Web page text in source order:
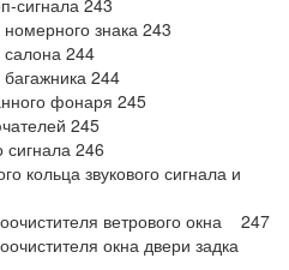
сигнала 243
знака 243
244
244
фонаря 245
245
сигнала 246
кольца звукового сигнала и
ветрового окна 247
окна двери задка